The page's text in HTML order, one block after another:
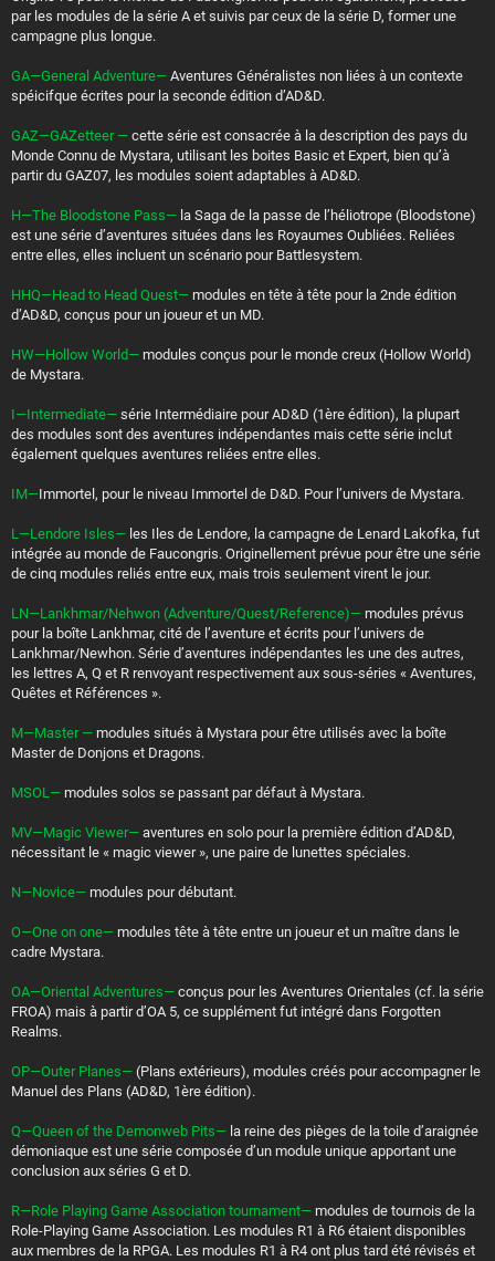
par les modules de la série A et suivis par ceux de la série D, former une
campagne plus longue.
GA—General Adventure— Aventures Généralistes non liées à un contexte
spéicifque écrites pour la seconde édition d’AD&D.
GAZ—GAZetteer — cette série est consacrée à la description des pays du
Monde Connu de Mystara, utilisant les boites Basic et Expert, bien qu’à
partir du GAZ07, les modules soient adaptables à AD&D.
H—The Bloodstone Pass— la Saga de la passe de l’héliotrope (Bloodstone)
est une série d’aventures situées dans les Royaumes Oubliées. Reliées
entre elles, elles incluent un scénario pour Battlesystem.
HHQ—Head to Head Quest— modules en tête à tête pour la 2nde édition
d’AD&D, conçus pour un joueur et un MD.
HW—Hollow World— modules conçus pour le monde creux (Hollow World)
de Mystara.
I—Intermediate— série Intermédiaire pour AD&D (1ère édition), la plupart
des modules sont des aventures indépendantes mais cette série inclut
également quelques aventures reliées entre elles.
IM—Immortel, pour le niveau Immortel de D&D. Pour l’univers de Mystara.
L—Lendore Isles— les Iles de Lendore, la campagne de Lenard Lakofka, fut
intégrée au monde de Faucongris. Originellement prévue pour être une série
de cinq modules reliés entre eux, mais trois seulement virent le jour.
LN—Lankhmar/Nehwon (Adventure/Quest/Reference)— modules prévus
pour la boîte Lankhmar, cité de l’aventure et écrits pour l’univers de
Lankhmar/Newhon. Série d’aventures indépendantes les une des autres,
les lettres A, Q et R renvoyant respectivement aux sous-séries « Aventures,
Quêtes et Références ».
M—Master — modules situés à Mystara pour être utilisés avec la boîte
Master de Donjons et Dragons.
MSOL— modules solos se passant par défaut à Mystara.
MV—Magic Viewer— aventures en solo pour la première édition d’AD&D,
nécessitant le « magic viewer », une paire de lunettes spéciales.
N—Novice— modules pour débutant.
O—One on one— modules tête à tête entre un joueur et un maître dans le
cadre Mystara.
OA—Oriental Adventures— conçus pour les Aventures Orientales (cf. la série
FROA) mais à partir d’OA 5, ce supplément fut intégré dans Forgotten
Realms.
OP—Outer Planes— (Plans extérieurs), modules créés pour accompagner le
Manuel des Plans (AD&D, 1ère édition).
Q—Queen of the Demonweb Pits— la reine des pièges de la toile d’araignée
démoniaque est une série composée d’un module unique apportant une
conclusion aux séries G et D.
R—Role Playing Game Association tournament— modules de tournois de la
Role-Playing Game Association. Les modules R1 à R6 étaient disponibles
aux membres de la RPGA. Les modules R1 à R4 ont plus tard été révisés et